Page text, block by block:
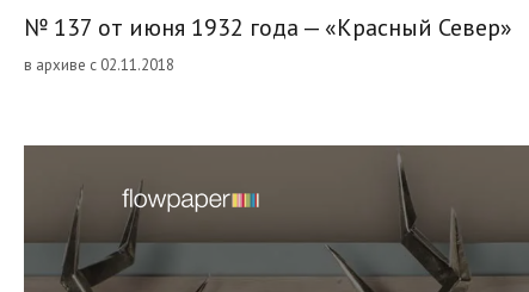
№ 137 от июня 1932 года — «Красный Север»
в архиве с 02.11.2018